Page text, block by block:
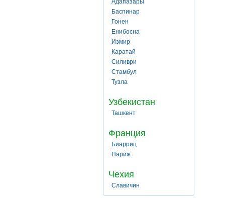
Адапазары
Баспинар
Гонен
Енибосна
Измир
Каратай
Силиври
Стамбул
Тузла
Узбекистан
Ташкент
Франция
Биарриц
Париж
Чехия
Славичин